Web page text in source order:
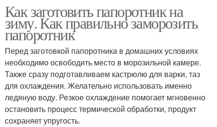
Как заготовить папоротник на
зиму. Как правильно заморозить
папоротник
Перед заготовкой папоротника в домашних условиях
необходимо освободить место в морозильной камере.
Также сразу подготавливаем кастрюлю для варки, таз
для охлаждения. Желательно использовать именно
ледяную воду. Резкое охлаждение помогает мгновенно
остановить процесс термической обработки, продукт
сохраняет упругость.